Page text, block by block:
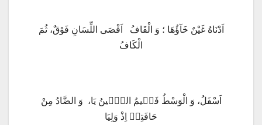
اَدْنَاهُ غَيْنٌ خَآؤُهَا ؛ وَ الْقَافُ اَقْصَى اللِّسَانِ فَوْقٌ، ثُمَ
الْكَافُ
اَسْفَلُ، وَ الْوَسْطُ فَجٖيمُ الشّٖينُ يَا، وَ الضَّادُ مِنْ
حَافَتِهٖ اِذْ وَلِيَا